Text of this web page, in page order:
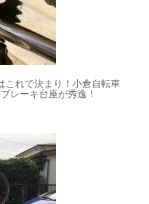
これで決まり！小倉自転車
レーキ台座が秀逸！